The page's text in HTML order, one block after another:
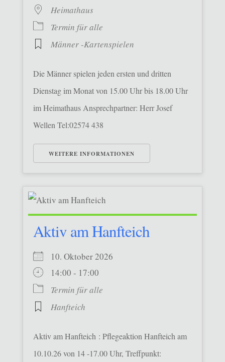
Heimathaus
Termin für alle
Männer -Kartenspielen
Die Männer spielen jeden ersten und dritten
Dienstag im Monat von 15.00 Uhr bis 18.00 Uhr
im Heimathaus Ansprechpartner: Herr Josef
Wellen Tel:02574 438
WEITERE INFORMATIONEN
Aktiv am Hanfteich
10. Oktober 2026
14:00 - 17:00
Termin für alle
Hanfteich
Aktiv am Hanfteich : Pflegeaktion Hanfteich am
10.10.26 von 14 -17.00 Uhr, Treffpunkt: